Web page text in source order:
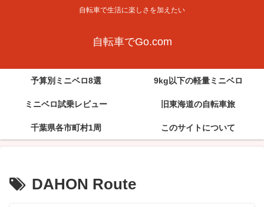
自転車で生活に楽しさを加えたい
自転車でGo.com
予算別ミニベロ8選 9kg以下の軽量ミニベロ
ミニベロ試乗レビュー 旧東海道の自転車旅
千葉県各市町村1周 このサイトについて
DAHON Route